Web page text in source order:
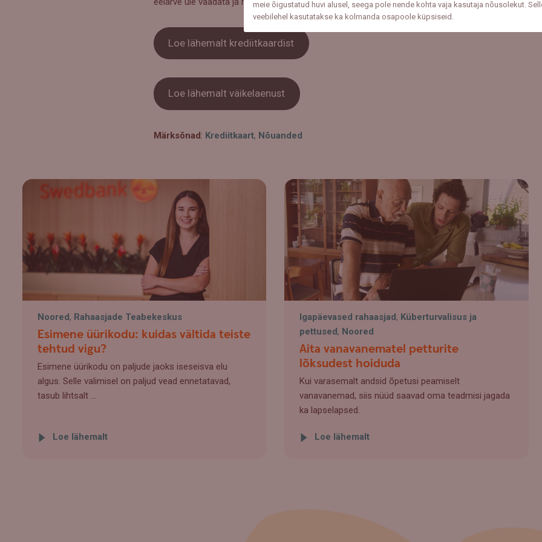
meie õigustatud huvi alusel, seega pole nende kohta vaja kasutaja nõusolekut.
veebilehel kasutatakse ka kolmanda osapoole küpsiseid.
Loe lähemalt krediitkaardist
Loe lähemalt väikelaenust
Märksõnad: Krediitkaart, Nõuanded
Noored, Rahaasjade Teabekeskus
Esimene üürikodu: kuidas vältida teiste
tehtud vigu?
Esimene üürikodu on paljude jaoks iseseisva elu
algus. Selle valimisel on paljud vead ennetatavad,
tasub lihtsalt ...
Loe lähemalt
Igapäevased rahaasjad, Küberturvalisus ja
pettused, Noored
Aita vanavanematel petturite
lõksudest hoiduda
Kui varasemalt andsid õpetusi peamiselt
vanavanemad, siis nüüd saavad oma teadmisi jagada
ka lapselapsed.
Loe lähemalt